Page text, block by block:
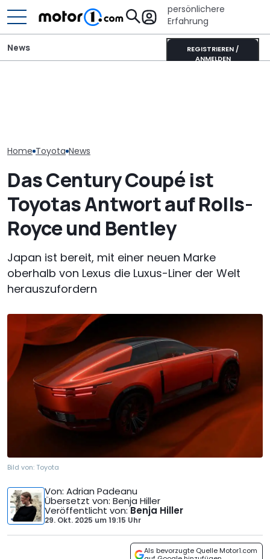
persönlichere
Erfahrung
REGISTRIEREN /
ANMELDEN
News
Home Toyota News
Das Century Coupé ist
Toyotas Antwort auf Rolls-
Royce und Bentley
Japan ist bereit, mit einer neuen Marke
oberhalb von Lexus die Luxus-Liner der Welt
herauszufordern
Bild von: Toyota
Von: Adrian Padeanu
Übersetzt von: Benja Hiller
Veröffentlicht von:Benja Hiller
29. Okt. 2025 um19:15 Uhr
Als bevorzugte Quelle Motor1.com